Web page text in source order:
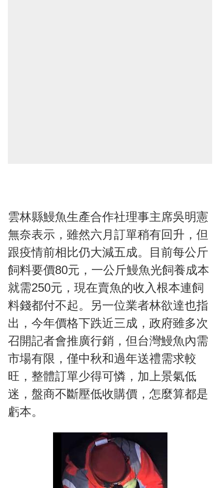
雲林縣鰻魚生產合作社理事主席吳明憲
無奈表示，雖然六月訂單稍有回升，但
跟疫情前相比仍大減五成。目前每公斤
飼料要價80元，一公斤鰻魚光飼養成本
就需250元，現在賣魚的收入根本連飼
料錢都付不起。另一位業者林欲達也指
出，今年價格下跌近三成，政府雖多次
召開記者會推廣行銷，但台灣鰻魚內需
市場有限，僅中秋和過年送禮需求較
旺，整體訂單少得可憐，加上景氣低
迷，盤商不斷壓低收購價，怎麼算都是
虧本。